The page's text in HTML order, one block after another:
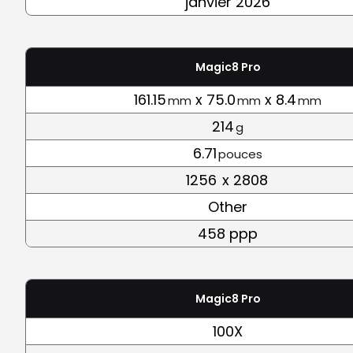
Magic8 Pro
161.15mm x 75.0mm x 8.4mm
214g
6.71pouces
1256 x 2808
Other
458 ppp
Magic8 Pro
100X